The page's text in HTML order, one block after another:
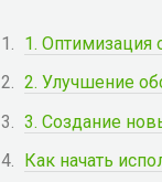
1. Оптимизация
2. Улучшение
3. Создание
Как начать